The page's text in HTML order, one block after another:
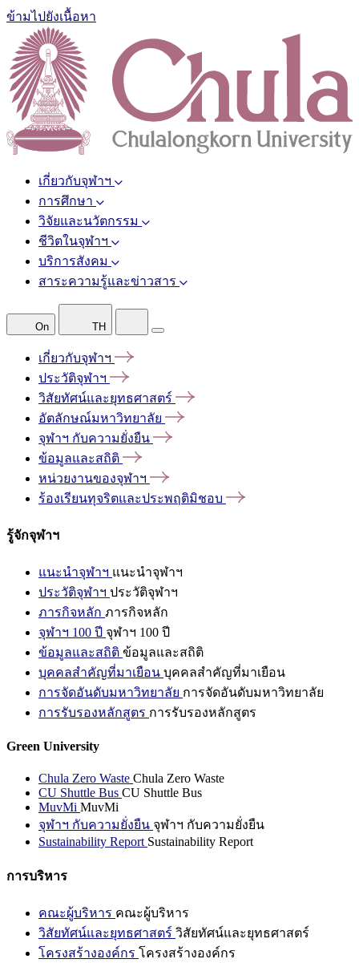
ข้ามไปยังเนื้อหา
เกี่ยวกับจุฬาฯ
การศึกษา
วิจัยและนวัตกรรม
ชีวิตในจุฬาฯ
บริการสังคม
สาระความรู้และข่าวสาร
On TH
เกี่ยวกับจุฬาฯ
ประวัติจุฬาฯ
วิสัยทัศน์และยุทธศาสตร์
อัตลักษณ์มหาวิทยาลัย
จุฬาฯ กับความยั่งยืน
ข้อมูลและสถิติ
หน่วยงานของจุฬาฯ
ร้องเรียนทุจริตและประพฤติมิชอบ
รู้จักจุฬาฯ
แนะนำจุฬาฯ แนะนำจุฬาฯ
ประวัติจุฬาฯ ประวัติจุฬาฯ
ภารกิจหลัก ภารกิจหลัก
จุฬาฯ 100 ปี จุฬาฯ 100 ปี
ข้อมูลและสถิติ ข้อมูลและสถิติ
บุคคลสำคัญที่มาเยือน บุคคลสำคัญที่มาเยือน
การจัดอันดับมหาวิทยาลัย การจัดอันดับมหาวิทยาลัย
การรับรองหลักสูตร การรับรองหลักสูตร
Green University
Chula Zero Waste Chula Zero Waste
CU Shuttle Bus CU Shuttle Bus
MuvMi MuvMi
จุฬาฯ กับความยั่งยืน จุฬาฯ กับความยั่งยืน
Sustainability Report Sustainability Report
การบริหาร
คณะผู้บริหาร คณะผู้บริหาร
วิสัยทัศน์และยุทธศาสตร์ วิสัยทัศน์และยุทธศาสตร์
โครงสร้างองค์กร โครงสร้างองค์กร